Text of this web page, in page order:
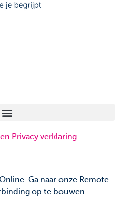
Privacy verklaring
Ga naar onze Remote
op te bouwen.